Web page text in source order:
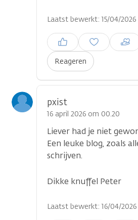
Laatst bewerkt: 15/04/2026
Reageren
Inloggen om een reactie te
plaatsen
pxist
16 april 2026 om 00.20
Liever had je niet
Een leuke blog, zoals
schrijven.
Dikke knuffel Peter
Laatst bewerkt: 16/04/